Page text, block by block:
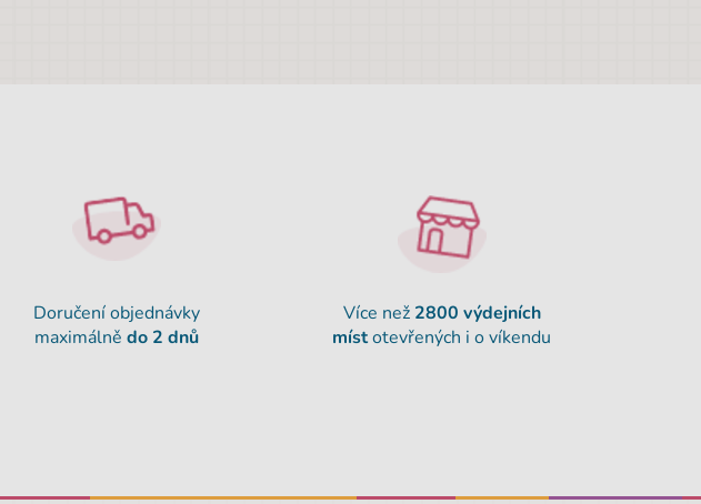
Doručení objednávky
maximálnědo 2 dnů
Více než 2800 výdejních
místotevřených i o víkendu